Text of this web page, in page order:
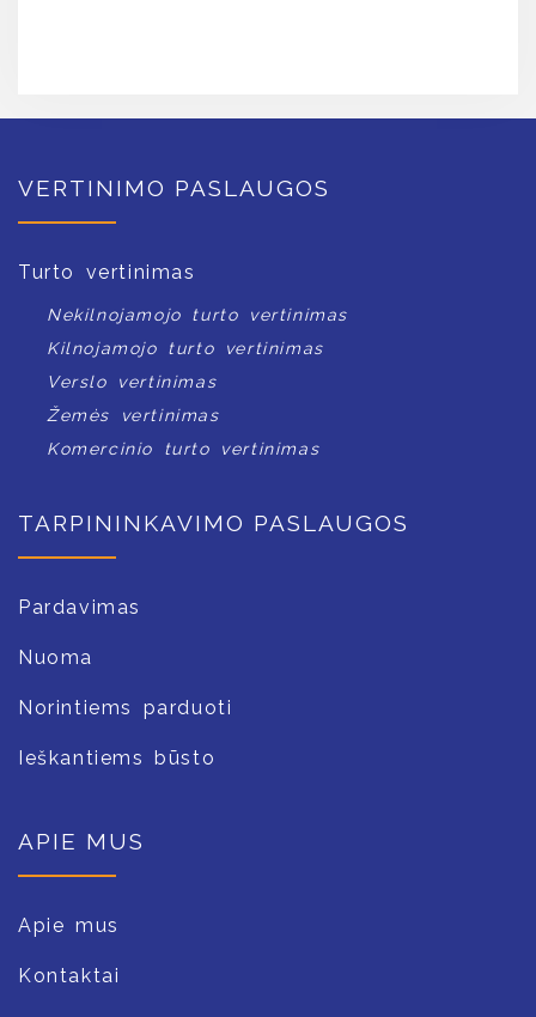
VERTINIMO PASLAUGOS
Turto vertinimas
Nekilnojamojo turto vertinimas
Kilnojamojo turto vertinimas
Verslo vertinimas
Žemės vertinimas
Komercinio turto vertinimas
TARPININKAVIMO PASLAUGOS
Pardavimas
Nuoma
Norintiems parduoti
Ieškantiems būsto
APIE MUS
Apie mus
Kontaktai